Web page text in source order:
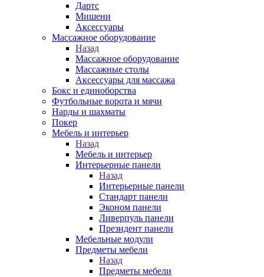
Дартс
Мишени
Аксессуары
Массажное оборудование
Назад
Массажное оборудование
Массажные столы
Аксессуары для массажа
Бокс и единоборства
Футбольные ворота и мячи
Нарды и шахматы
Покер
Мебель и интерьер
Назад
Мебель и интерьер
Интерьерные панели
Назад
Интерьерные панели
Стандарт панели
Эконом панели
Ливерпуль панели
Президент панели
Мебельные модули
Предметы мебели
Назад
Предметы мебели